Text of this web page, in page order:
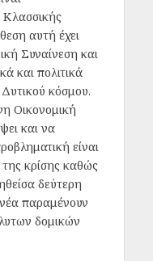
Κλασσικής
αυτή έχει
Συναίνεση και
και πολιτικά
Δυτικού κόσμου.
Οικονομική
και να
είναι
της κρίσης καθώς
δεύτερη
παραμένουν
δομικών